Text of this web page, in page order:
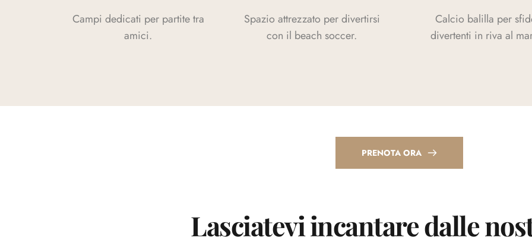
Campi dedicati per partite tra
amici.
Spazio attrezzato per divertirsi
con il beach soccer.
Calcio balilla per
divertenti in riva al
PRENOTA ORA
Lasciatevi incantare dalle